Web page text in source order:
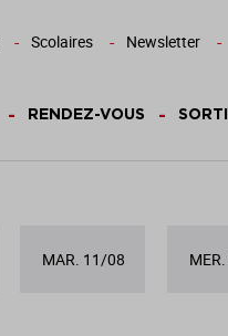
Scolaires Newsletter
RENDEZ-VOUS
MAR. 11/08